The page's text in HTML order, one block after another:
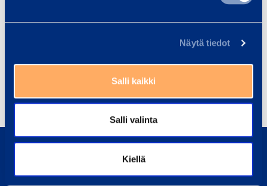
Näytä tiedot
Salli kaikki
Salli valinta
Kiellä
www.ramirent.com
Sustainability